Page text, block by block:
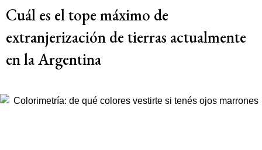
Cuál es el tope máximo de
extranjerización de tierras actualmente
en la Argentina